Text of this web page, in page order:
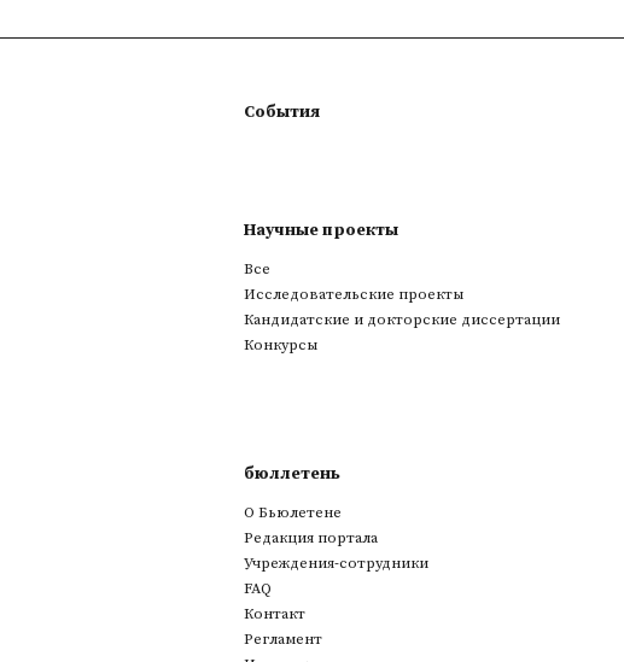
События
Научные проекты
Все
Исследовательские проекты
Кандидатские и докторские диссертации
Конкурсы
бюллетень
О Бьюлетене
Редакция портала
Учреждения-сотрудники
FAQ
Контакт
Регламент